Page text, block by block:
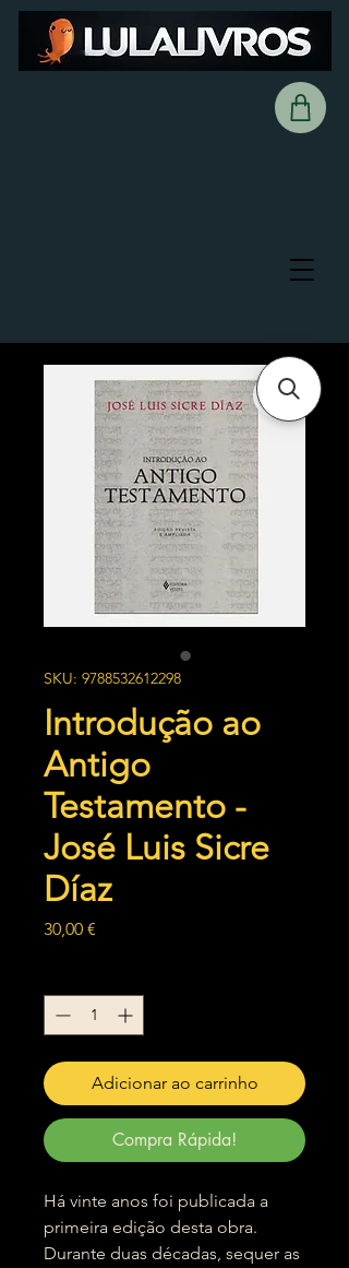
SKU: 9788532612298
Introdução ao
Antigo
Testamento -
José Luis Sicre
Díaz
30,00 €
Adicionar ao carrinho
Compra Rápida!
Há vinte anos foi publicada a
primeira edição desta obra.
Durante duas décadas, sequer as